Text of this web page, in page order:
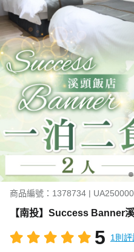
商品編號：1378734 |
【南投】Success Banner
5 1則評